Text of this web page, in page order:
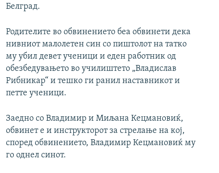
Белград.
Родителите во обвинението беа обвинети дека
нивниот малолетен син со пиштолот на татко
му убил девет ученици и еден работник од
обезбедувањето во училиштето „Владислав
Рибникар“ и тешко ги ранил наставникот и
петте ученици.
Заедно со Владимир и Миљана Кецмановиќ,
обвинет е и инструкторот за стрелање на кој,
според обвинението, Владимир Кецмановиќ му
го однел синот.